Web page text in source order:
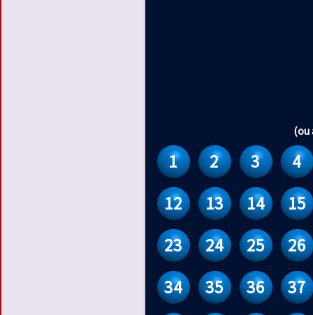
(ou
1 2 3 4
12
13 14 15
23
24 25 26
34
35 36 37